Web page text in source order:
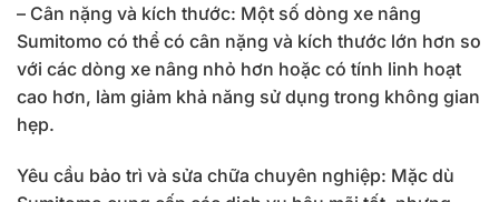
– Cân nặng và kích thước: Một số dòng xe nâng
Sumitomo có thể có cân nặng và kích thước lớn hơn so
với các dòng xe nâng nhỏ hơn hoặc có tính linh hoạt
cao hơn, làm giảm khả năng sử dụng trong không gian
hẹp.
Yêu cầu bảo trì và sửa chữa chuyên nghiệp: Mặc dù